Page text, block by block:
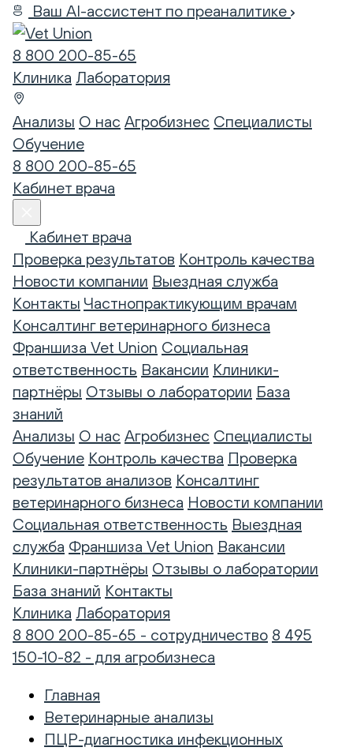
Ваш AI-ассистент по преаналитике
8 800 200-85-65
Клиника Лаборатория
Анализы О нас Агробизнес Специалисты
Обучение
8 800 200-85-65
Кабинет врача
Кабинет врача
Проверка результатов Контроль качества
Новости компании Выездная служба
Контакты Частнопрактикующим врачам
Консалтинг ветеринарного бизнеса
Франшиза Vet Union Социальная
ответственность Вакансии Клиники-
партнёры Отзывы о лаборатории База
знаний
Анализы О нас Агробизнес Специалисты
Обучение Контроль качества Проверка
результатов анализов Консалтинг
ветеринарного бизнеса Новости компании
Социальная ответственность Выездная
служба Франшиза Vet Union Вакансии
Клиники-партнёры Отзывы о лаборатории
База знаний Контакты
Клиника Лаборатория
8 800 200-85-65 - сотрудничество 8 495
150-10-82 - для агробизнеса
Главная
Ветеринарные анализы
ПЦР-диагностика инфекционных